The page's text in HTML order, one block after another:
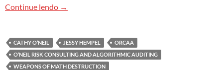
Continue lendo Quer provar que seu negócio é justo? Faça
→
CATHY O’NEIL JESSY HEMPEL
ORCAA
O’NEIL RISK CONSULTING AND ALGORITHMIC AUDITING
WEAPONS OF MATH DESTRUCTION